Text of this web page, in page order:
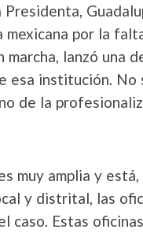
por la
lanzó una
esa institución.
de la
muy amplia y
y distrital, las
caso. Estas